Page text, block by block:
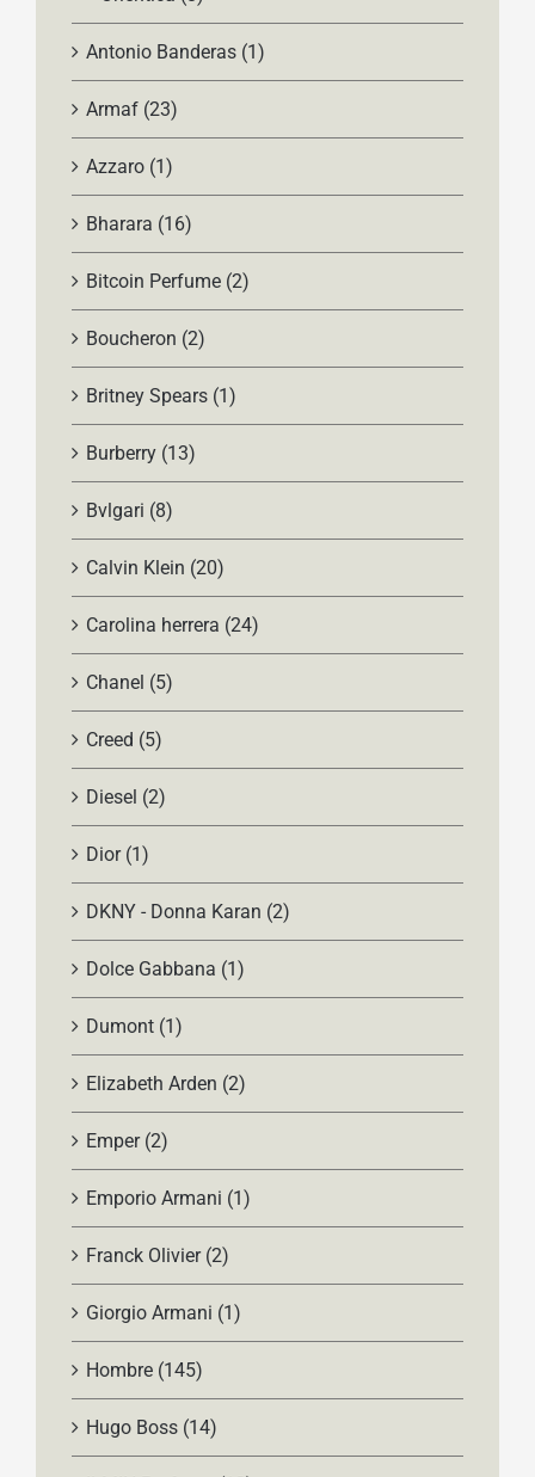
Antonio Banderas (1)
Armaf (23)
Azzaro (1)
Bharara (16)
Bitcoin Perfume (2)
Boucheron (2)
Britney Spears (1)
Burberry (13)
Bvlgari (8)
Calvin Klein (20)
Carolina herrera (24)
Chanel (5)
Creed (5)
Diesel (2)
Dior (1)
DKNY - Donna Karan (2)
Dolce Gabbana (1)
Dumont (1)
Elizabeth Arden (2)
Emper (2)
Emporio Armani (1)
Franck Olivier (2)
Giorgio Armani (1)
Hombre (145)
Hugo Boss (14)